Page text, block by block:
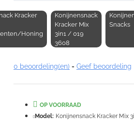
Note:HTML-code wordt niet
Slecht
Kracker
Honing
Konijnensnack
Kracker Mix
3in1 / 019
3608
Snacks
0 beoordeling(en) - Geef beoordeling
OP VOORRAAD
Model: Konijnensnack Kracker Mix